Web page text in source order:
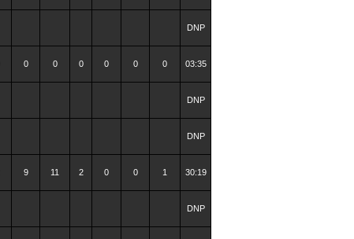
DNP
0 0 0 0 0 0 03:35
DNP
DNP
9 11 2 0 0 1 30:19
DNP